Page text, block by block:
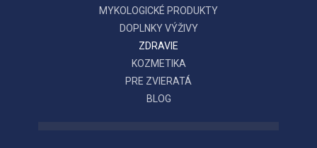
MYKOLOGICKÉ PRODUKTY
DOPLNKY VÝŽIVY
ZDRAVIE
KOZMETIKA
PRE ZVIERATÁ
BLOG